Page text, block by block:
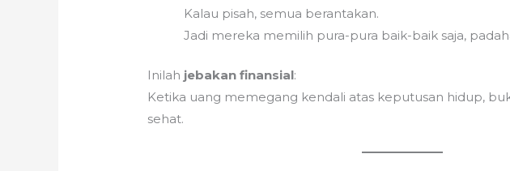
Kalau pisah, semua berantakan.
Jadi mereka memilih pura-pura baik-baik saja,
Inilah jebakan finansial:
Ketika uang memegang kendali atas keputusan hidup,
sehat.